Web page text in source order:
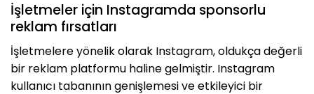
İşletmeler için Instagramda sponsorlu
reklam fırsatları
İşletmelere yönelik olarak Instagram, oldukça değerli
bir reklam platformu haline gelmiştir. Instagram
kullanıcı tabanının genişlemesi ve etkileyici bir